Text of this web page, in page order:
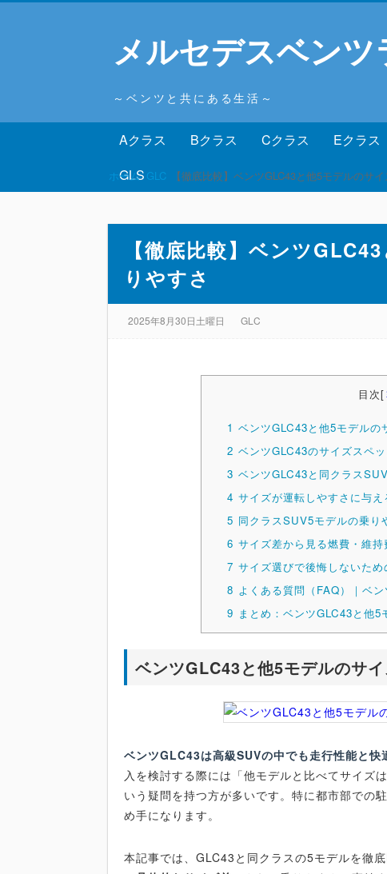
メルセデスベンツ
～ベンツと共にある生活～
Aクラス Bクラス Cクラス Eクラス
GLS
ホーム GLC 【徹底比較】ベンツGLC43と他5モデルのサ
【徹底比較】ベンツ
りやすさ
2025年8月30日土曜日 GLC
目次[
1 ベンツGLC43と他5モデルの
2 ベンツGLC43のサイズスペ
3 ベンツGLC43と同クラス
4 サイズが運転しやすさに与え
5 同クラスSUV5モデルの乗り
6 サイズ差から見る燃費・維持
7 サイズ選びで後悔しないため
8 よくある質問（FAQ）｜ベ
9 まとめ：ベンツGLC43と他
ベンツGLC43と他5モデルのサ
ベンツGLC43は高級SUVの中でも走行性能と快
入を検討する際には「他モデルと比べてサイズ
いう疑問を持つ方が多いです。特に都市部での
め手になります。
本記事では、GLC43と同クラスの5モデルを徹